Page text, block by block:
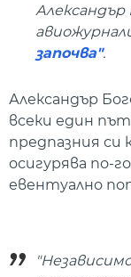
Александър
започва".
Александър
всеки един
предпазния си
осигурява по-
евентуално